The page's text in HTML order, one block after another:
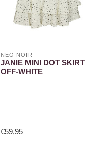
NEO NOIR
JANIE MINI DOT SKIRT
OFF-WHITE
€59,95